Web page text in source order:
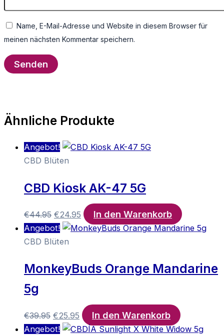
Name, E-Mail-Adresse und Website in diesem Browser für
meinen nächsten Kommentar speichern.
Ähnliche Produkte
Angebot!
CBD Blüten
CBD Kiosk AK-47 5G
€44.95 Ursprünglicher
Preis
war:
€24.95 Aktueller
Preis
In den Warenkorb
Angebot!
CBD Blüten
MonkeyBuds Orange Mandarine
5g
€39.95 Ursprünglicher
Preis
€25.95 Aktueller
Preis
In den Warenkorb
Angebot!